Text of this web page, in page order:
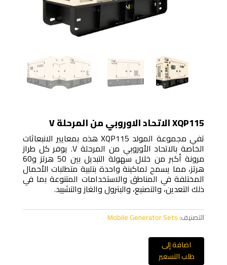
XQP115 الاتحاد الاوروبي من المرحلة V
تفي مجموعة المولد XQP115 هذه بمعايير الانبعاثات
الخاصة بالاتحاد الأوروبي من المرحلة V. يوفر كل طراز
مرونة أكبر من خلال سهولة التبديل بين 50 هرتز و60
هرتز، مما يسمح لماكينة واحدة بتلبية متطلبات الأحمال
المختلفة في المناطق والاستخدامات المتنوعة بما في
ذلك التعدين، والتصنيع، والبترول والغاز والتشييد.
التصنيف:Mobile Generator Sets
اضافة إلى
طلب التسعير